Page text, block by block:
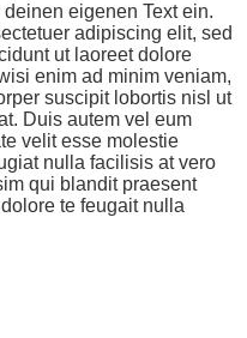
eigenen Text ein.
adipiscing elit, sed
ut laoreet dolore
enim ad minim veniam,
suscipit lobortis nisl ut
Duis autem vel eum
velit esse molestie
nulla facilisis at vero
qui blandit praesent
te feugait nulla